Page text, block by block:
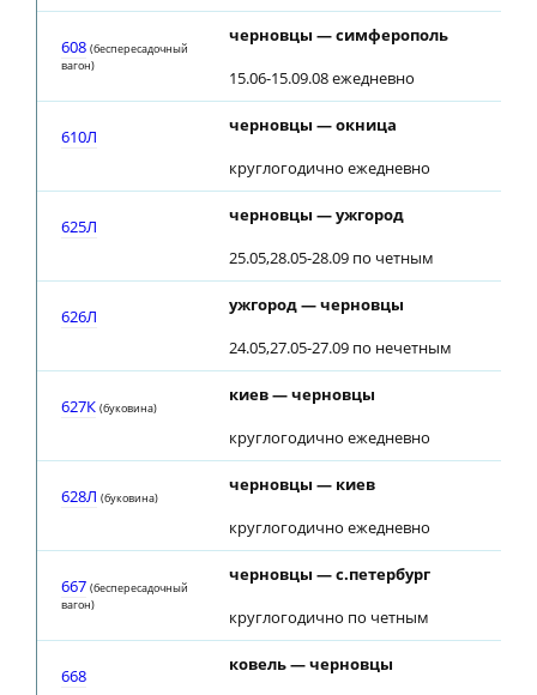
608 (беспересадочный
вагон)
черновцы — симферополь
15.06-15.09.08 ежедневно
610Л
черновцы — окница
круглогодично ежедневно
625Л
черновцы — ужгород
25.05,28.05-28.09 по четным
626Л
ужгород — черновцы
24.05,27.05-27.09 по нечетным
627К (буковина)
киев — черновцы
круглогодично ежедневно
628Л (буковина)
черновцы — киев
круглогодично ежедневно
667 (беспересадочный
вагон)
черновцы — с.петербург
круглогодично по четным
668
ковель — черновцы